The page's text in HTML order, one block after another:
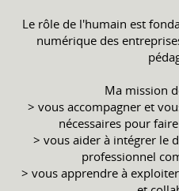
Le rôle de l'humain est
numérique des
Ma mission
> vous accompagner et
nécessaires pour
> vous aider à intégrer le
professionnel
> vous apprendre à